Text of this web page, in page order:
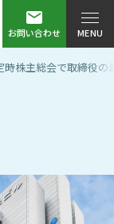
お問い合わせ
時株主総会で取締役の